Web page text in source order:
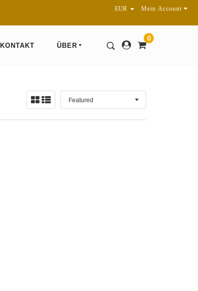
Mein Account
0
KONTAKT ÜBER
Ansicht: